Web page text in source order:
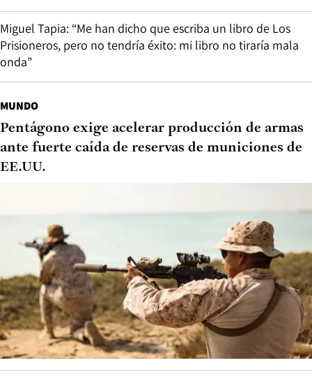
Miguel Tapia: “Me han dicho que escriba un libro de Los
Prisioneros, pero no tendría éxito: mi libro no tiraría mala
onda”
MUNDO
Pentágono exige acelerar producción de armas
ante fuerte caída de reservas de municiones de
EE.UU.